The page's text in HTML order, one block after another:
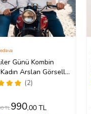
Günü Kombin
Arslan Görselli
Yaka Sweatshirt
(2)
TL 990,00 TL